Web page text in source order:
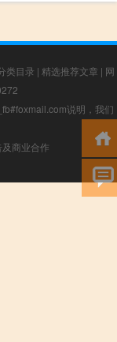
类目录 | 精选推荐文章 | 网
说明，我们
商业合作